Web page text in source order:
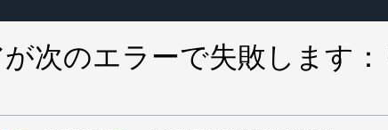
次のエラーで失敗します